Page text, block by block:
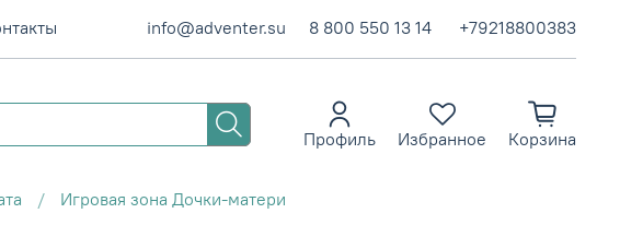
info@adventer.su 8 800 550 13 14 +79218800383
Профиль Избранное Корзина
Игровая зона Дочки-матери